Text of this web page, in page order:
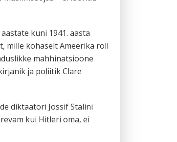
kuni 1941. aasta
mille kohaselt Ameerika roll
mahhinatsioone
ja poliitik Clare
diktaatori Jossif Stalini
kui Hitleri oma, ei